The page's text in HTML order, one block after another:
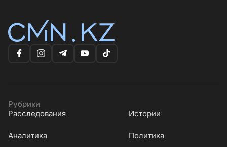
Рубрики
Расследования
Истории
Аналитика Политика